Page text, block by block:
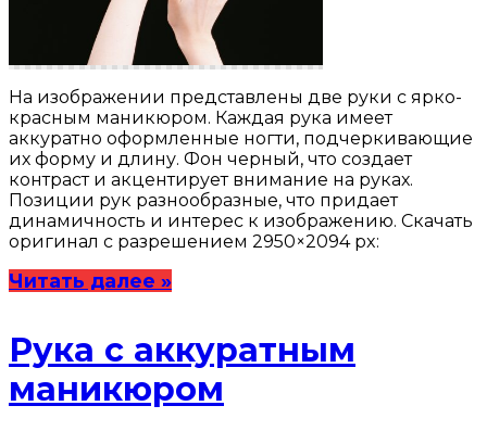
На изображении представлены две руки с ярко-
красным маникюром. Каждая рука имеет
аккуратно оформленные ногти, подчеркивающие
их форму и длину. Фон черный, что создает
контраст и акцентирует внимание на руках.
Позиции рук разнообразные, что придает
динамичность и интерес к изображению. Скачать
оригинал с разрешением 2950×2094 px:
Читать далее »
Рука с аккуратным
маникюром